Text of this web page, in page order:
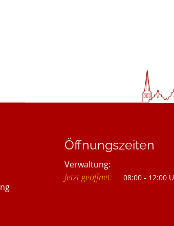
Öffnungszeiten
Verwaltung:
Klicken, um weitere
Jetzt geöffnet: 08:00 - 12:00